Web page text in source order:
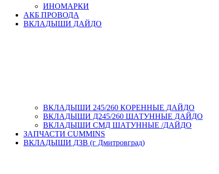
ИНОМАРКИ
АКБ ПРОВОДА
ВКЛАДЫШИ ДАЙДО
ВКЛАДЫШИ 245/260 КОРЕННЫЕ ДАЙДО
ВКЛАДЫШИ Д245/260 ШАТУННЫЕ ДАЙДО
ВКЛАДЫШИ СМД ШАТУННЫЕ /ДАЙДО
ЗАПЧАСТИ CUMMINS
ВКЛАДЫШИ ДЗВ (г Дмитровград)